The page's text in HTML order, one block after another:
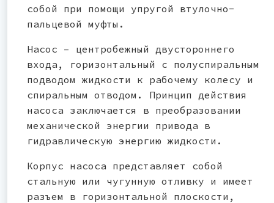
собой при помощи упругой втулочно-
пальцевой муфты.
Насос – центробежный двустороннего
входа, горизонтальный с полуспиральным
подводом жидкости к рабочему колесу и
спиральным отводом. Принцип действия
насоса заключается в преобразовании
механической энергии привода в
гидравлическую энергию жидкости.
Корпус насоса представляет собой
стальную или чугунную отливку и имеет
разъем в горизонтальной плоскости,